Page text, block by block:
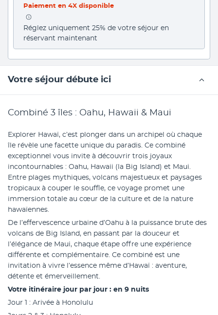
Paiement en 4X disponible
Réglez uniquement 25% de votre séjour en
réservant maintenant
Votre séjour débute ici
Combiné 3 îles : Oahu, Hawaii & Maui
Explorer Hawaï, c’est plonger dans un archipel où chaque
île révèle une facette unique du paradis. Ce combiné
exceptionnel vous invite à découvrir trois joyaux
incontournables : Oahu, Hawaii (la Big Island) et Maui.
Entre plages mythiques, volcans majestueux et paysages
tropicaux à couper le souffle, ce voyage promet une
immersion totale au cœur de la culture et de la nature
hawaïennes.
De l’effervescence urbaine d’Oahu à la puissance brute des
volcans de Big Island, en passant par la douceur et
l’élégance de Maui, chaque étape offre une expérience
différente et complémentaire. Ce combiné est une
invitation à vivre l’essence même d’Hawaï : aventure,
détente et émerveillement.
Votre itinéraire jour par jour : en 9 nuits
Jour 1 : Arivée à Honolulu